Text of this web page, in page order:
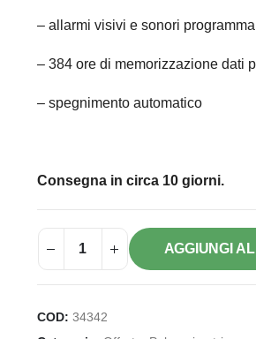
– allarmi visivi e sonori
– 384 ore di memorizzazione dati
– spegnimento automatico
Consegna in circa 10 giorni.
AGGIUNGI
COD: 34342